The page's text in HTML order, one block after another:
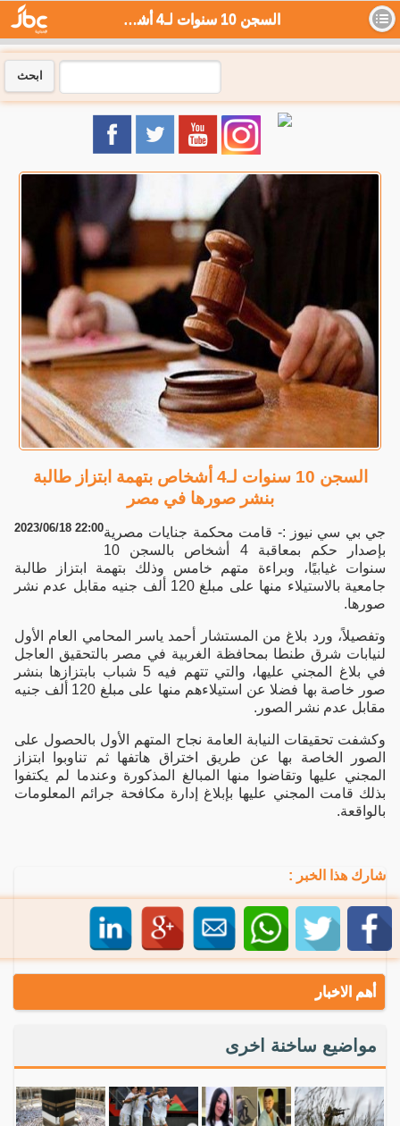
السجن 10 سنوات لـ4 أشخاص بتهمة ابتزاز طالبة بنشر صورها في مصر - جي بي سي نيوز
ابحث
السجن 10 سنوات لـ4 أشخاص بتهمة ابتزاز طالبة
بنشر صورها في مصر
2023/06/18 22:00جي بي سي نيوز :- قامت محكمة جنايات مصرية
بإصدار حكم بمعاقبة 4 أشخاص بالسجن 10
سنوات غيابيًا، وبراءة متهم خامس وذلك بتهمة ابتزاز طالبة
جامعية بالاستيلاء منها على مبلغ 120 ألف جنيه مقابل عدم نشر
صورها.
وتفصيلاً، ورد بلاغ من المستشار أحمد ياسر المحامي العام الأول
لنيابات شرق طنطا بمحافظة الغربية في مصر بالتحقيق العاجل
في بلاغ المجني عليها، والتي تتهم فيه 5 شباب بابتزازها بنشر
صور خاصة بها فضلا عن استيلاءهم منها على مبلغ 120 ألف جنيه
مقابل عدم نشر الصور.
وكشفت تحقيقات النيابة العامة نجاح المتهم الأول بالحصول على
الصور الخاصة بها عن طريق اختراق هاتفها ثم تناوبوا ابتزاز
المجني عليها وتقاضوا منها المبالغ المذكورة وعندما لم يكتفوا
بذلك قامت المجني عليها بإبلاغ إدارة مكافحة جرائم المعلومات
بالواقعة.
شارك هذا الخبر :
أهم الاخبار
مواضيع ساخنة اخرى